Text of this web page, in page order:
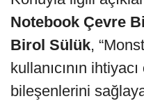
Notebook Çevre
Birol Sülük,
kullanıcının
bileşenlerini